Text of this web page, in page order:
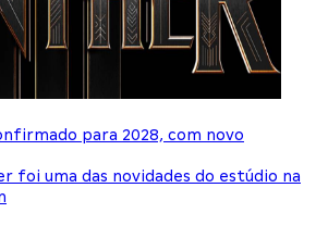
para 2028, com novo
foi uma das novidades do estúdio na